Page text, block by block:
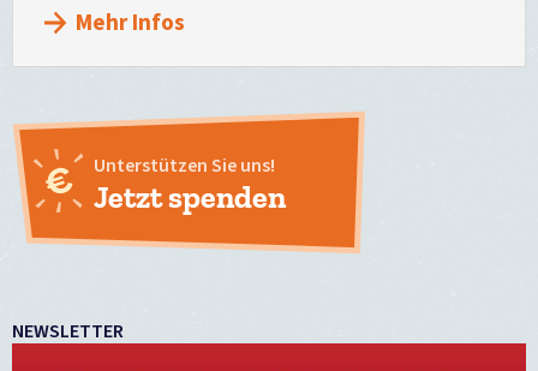
Mehr Infos
Unterstützen Sie uns!
Jetzt spenden
NEWSLETTER